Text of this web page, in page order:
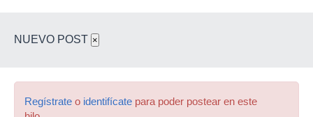
NUEVO POST ×
Regístrate o identifícate para poder postear en este